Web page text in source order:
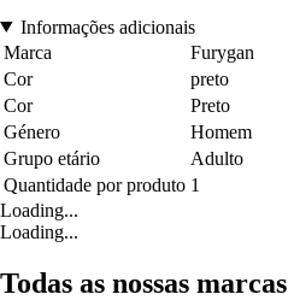
Informações adicionais
Marca
Furygan
Cor
preto
Cor
Preto
Género
Homem
Grupo etário
Adulto
Quantidade por produto 1
Loading...
Loading...
Todas as nossas marcas